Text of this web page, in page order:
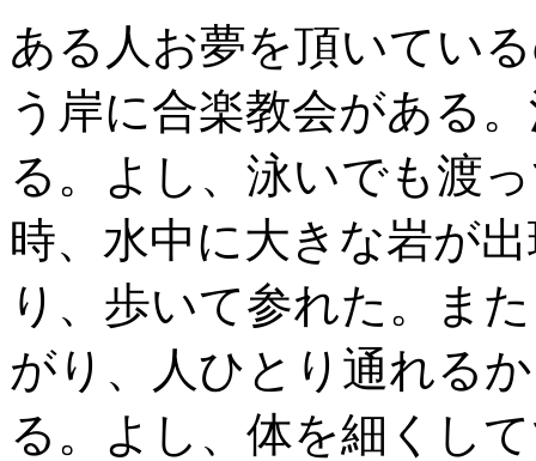
ある人お夢を頂いてい
う岸に合楽教会がある
る。よし、泳いでも渡
時、水中に大きな岩が
り、歩いて参れた。ま
がり、人ひとり通れる
る。よし、体を細くし